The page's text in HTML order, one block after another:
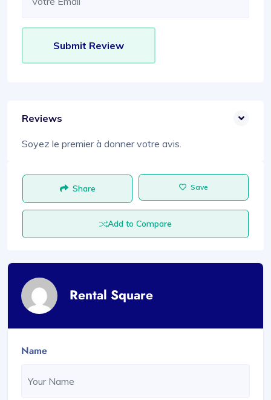
Reviews
Soyez le premier à donner votre avis.
Share Save
Add to Compare
Rental Square
Name